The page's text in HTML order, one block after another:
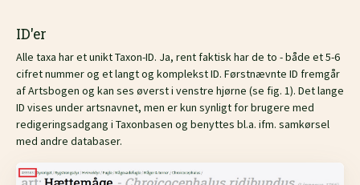
ID'er
Alle taxa har et unikt Taxon-ID. Ja, rent faktisk har de to - både et 5-6
cifret nummer og et langt og komplekst ID. Førstnævnte ID fremgår
af Artsbogen og kan ses øverst i venstre hjørne (se fig. 1). Det lange
ID vises under artsnavnet, men er kun synligt for brugere med
redigeringsadgang i Taxonbasen og benyttes bl.a. ifm. samkørsel
med andre databaser.